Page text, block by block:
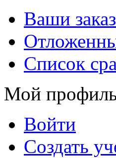
Ваши
Список
Мой
Войти
Создать